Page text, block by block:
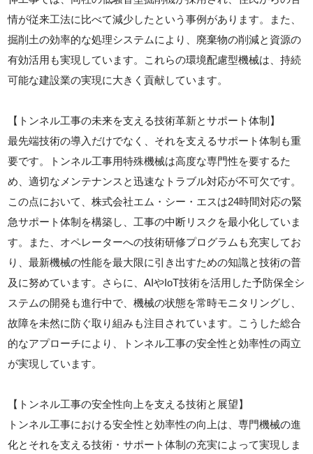
情が従来工法に比べて減少したという事例があります。また、
掘削土の効率的な処理システムにより、廃棄物の削減と資源の
有効活用も実現しています。これらの環境配慮型機械は、持続
可能な建設業の実現に大きく貢献しています。
【トンネル工事の未来を支える技術革新とサポート体制】
最先端技術の導入だけでなく、それを支えるサポート体制も重
要です。トンネル工事用特殊機械は高度な専門性を要するた
め、適切なメンテナンスと迅速なトラブル対応が不可欠です。
この点において、株式会社エム・シー・エスは24時間対応の緊
急サポート体制を構築し、工事の中断リスクを最小化していま
す。また、オペレーターへの技術研修プログラムも充実してお
り、最新機械の性能を最大限に引き出すための知識と技術の普
及に努めています。さらに、AIやIoT技術を活用した予防保全シ
ステムの開発も進行中で、機械の状態を常時モニタリングし、
故障を未然に防ぐ取り組みも注目されています。こうした総合
的なアプローチにより、トンネル工事の安全性と効率性の両立
が実現しています。
【トンネル工事の安全性向上を支える技術と展望】
トンネル工事における安全性と効率性の向上は、専門機械の進
化とそれを支える技術・サポート体制の充実によって実現しま